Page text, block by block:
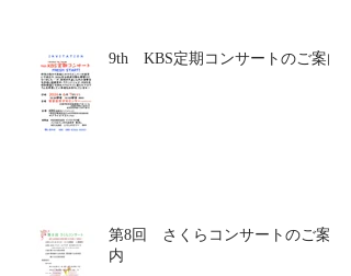
9th KBS定期コンサートのご案内
第8回 さくらコンサートのご案
内